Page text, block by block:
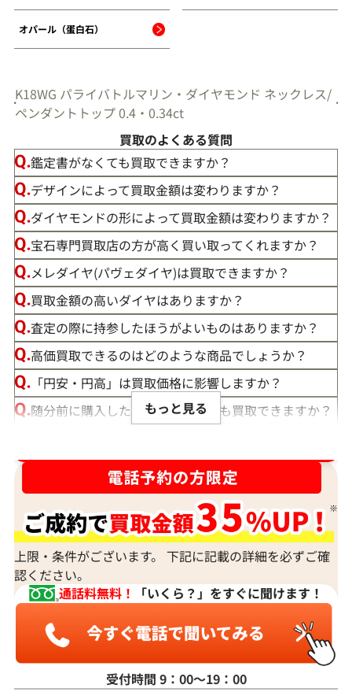
オパール（蛋白石）
K18WG パライバトルマリン・ダイヤモンド ネックレス/
ペンダントトップ 0.4・0.34ct
買取のよくある質問
鑑定書がなくても買取できますか？
デザインによって買取金額は変わりますか？
ダイヤモンドの形によって買取金額は変わりますか？
宝石専門買取店の方が高く買い取ってくれますか？
メレダイヤ(パヴェダイヤ)は買取できますか？
買取金額の高いダイヤはありますか？
査定の際に持参したほうがよいものはありますか？
高価買取できるのはどのような商品でしょうか？
「円安・円高」は買取価格に影響しますか？
随分前に購入したダイヤモンドでも買取できますか？
宝石の大きさは買取価格に影響する？
ダイヤモンドの買取価格には、どんなことが影響しま
すか？
身分証明書がなぜ必要？
もっと見る
上限・条件がございます。 下記に記載の詳細を必ずご確
認ください。
通話料無料！
「いくら？」をすぐに聞けます！
受付時間 9：00〜19：00